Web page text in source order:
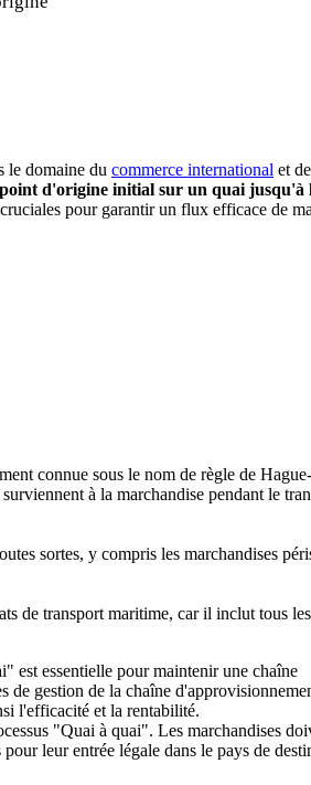
le domaine du commerce international et
point d'origine initial sur un quai
pour garantir un flux efficace de
connue sous le nom de règle de
à la marchandise pendant le
sortes, y compris les marchandises
de transport maritime, car il inclut tous
est essentielle pour maintenir une chaîne
de gestion de la chaîne
l'efficacité et la rentabilité.
"Quai à quai". Les marchandises
leur entrée légale dans le pays de